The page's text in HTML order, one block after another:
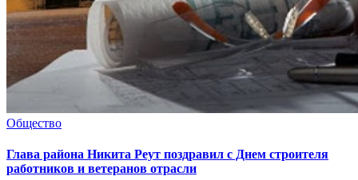
Общество
Глава района Никита Реут поздравил с Днем строителя
работников и ветеранов отрасли